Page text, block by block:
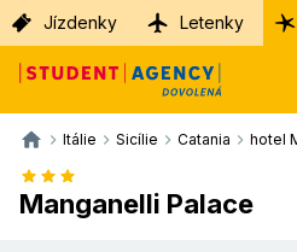
Jízdenky Letenky
Itálie Sicílie Catania hotel
Manganelli Palace